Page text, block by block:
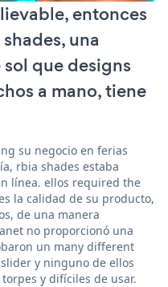
entonces
una
que designs
a mano, tiene
su negocio en ferias
rbia shades estaba
línea. ellos required the
la calidad de su producto,
de una manera
no proporcionó una
un many different
y ninguno de ellos
y difíciles de usar.